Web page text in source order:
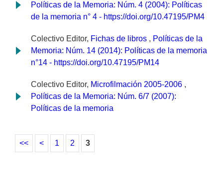
Políticas de la Memoria: Núm. 4 (2004): Políticas
de la memoria n° 4 - https://doi.org/10.47195/PM4
Colectivo Editor, Fichas de libros , Políticas de la
Memoria: Núm. 14 (2014): Políticas de la memoria
n°14 - https://doi.org/10.47195/PM14
Colectivo Editor, Microfilmación 2005-2006 ,
Políticas de la Memoria: Núm. 6/7 (2007):
Políticas de la memoria
<< < 1 2 3